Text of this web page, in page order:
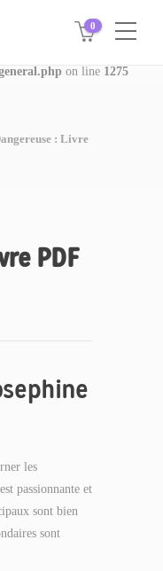
in
on line 1275
0
: Livre
PDF
les
passionnante et
sont bien
sont